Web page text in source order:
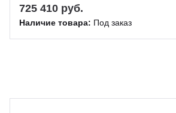
725 410 руб.
Наличие товара: Под заказ